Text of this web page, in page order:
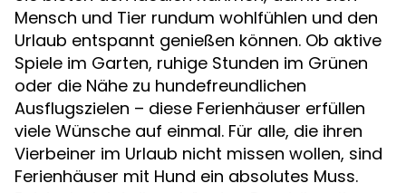
Mensch und Tier rundum wohlfühlen und den
Urlaub entspannt genießen können. Ob aktive
Spiele im Garten, ruhige Stunden im Grünen
oder die Nähe zu hundefreundlichen
Ausflugszielen – diese Ferienhäuser erfüllen
viele Wünsche auf einmal. Für alle, die ihren
Vierbeiner im Urlaub nicht missen wollen, sind
Ferienhäuser mit Hund ein absolutes Muss.